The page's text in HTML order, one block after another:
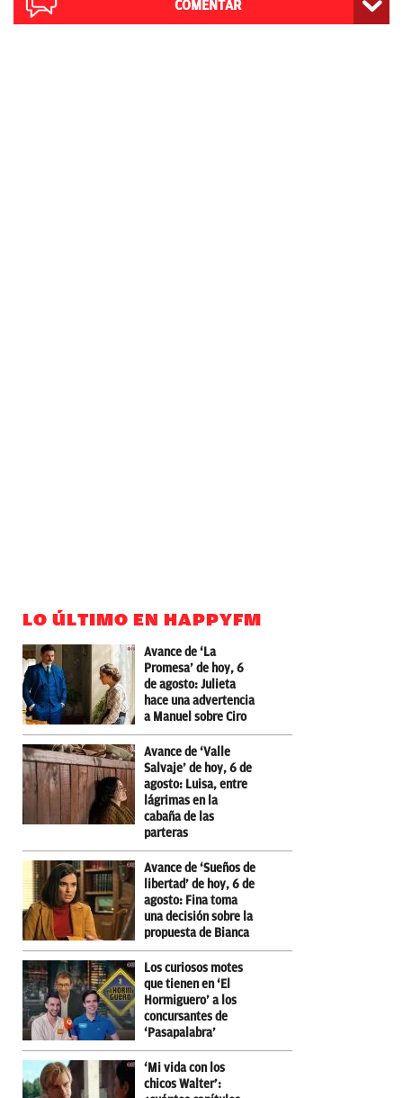
COMENTAR
LO ÚLTIMO EN HAPPYFM
Avance de ‘La
Promesa’ de hoy, 6
de agosto: Julieta
hace una advertencia
a Manuel sobre Ciro
Avance de ‘Valle
Salvaje’ de hoy, 6 de
agosto: Luisa, entre
lágrimas en la
cabaña de las
parteras
Avance de ‘Sueños de
libertad’ de hoy, 6 de
agosto: Fina toma
una decisión sobre la
propuesta de Bianca
Los curiosos motes
que tienen en ‘El
Hormiguero’ a los
concursantes de
‘Pasapalabra’
‘Mi vida con los
chicos Walter’: